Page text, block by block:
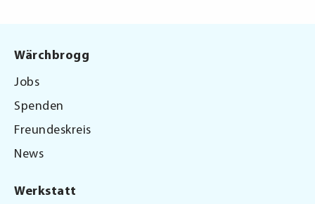
Wärchbrogg
Jobs
Spenden
Freundeskreis
News
Werkstatt